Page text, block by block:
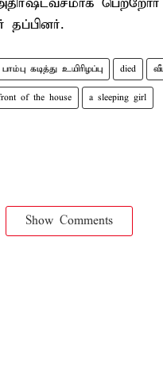
பாம்பு கடித்து உயிரிழப்பு died
of the house a sleeping girl
Show Comments